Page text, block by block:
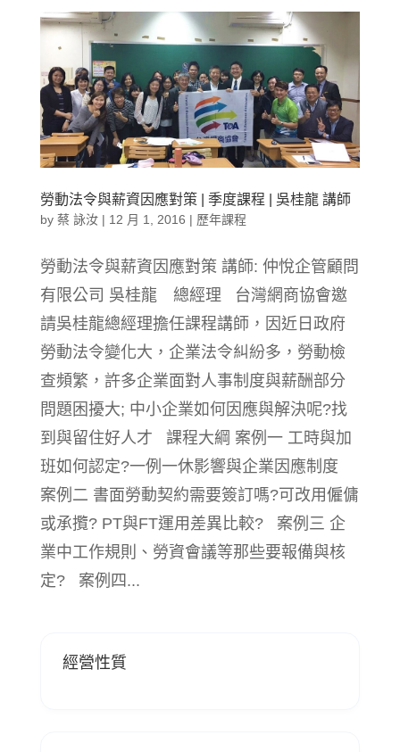
勞動法令與薪資因應對策 | 季度課程 | 吳桂龍 講師
by 蔡 詠汝| 12 月 1, 2016 | 歷年課程
勞動法令與薪資因應對策 講師: 仲悅企管顧問
有限公司 吳桂龍 總經理 台灣網商協會邀
請吳桂龍總經理擔任課程講師，因近日政府
勞動法令變化大，企業法令糾紛多，勞動檢
查頻繁，許多企業面對人事制度與薪酬部分
問題困擾大; 中小企業如何因應與解決呢?找
到與留住好人才 課程大綱 案例一 工時與加
班如何認定?一例一休影響與企業因應制度
案例二 書面勞動契約需要簽訂嗎?可改用僱傭
或承攬? PT與FT運用差異比較? 案例三 企
業中工作規則、勞資會議等那些要報備與核
定? 案例四...
經營性質